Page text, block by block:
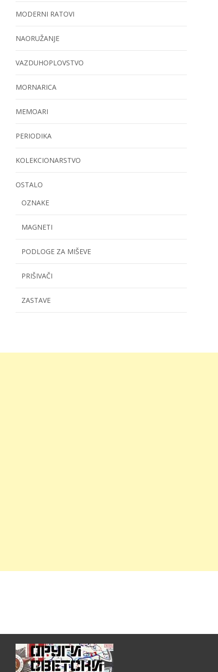
MODERNI RATOVI
NAORUŽANJE
VAZDUHOPLOVSTVO
MORNARICA
MEMOARI
PERIODIKA
KOLEKCIONARSTVO
OSTALO
OZNAKE
MAGNETI
PODLOGE ZA MIŠEVE
PRIŠIVAČI
ZASTAVE